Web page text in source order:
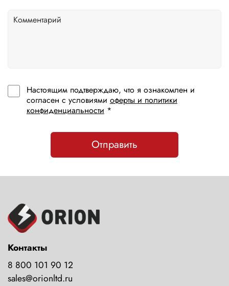
Настоящим подтверждаю, что я ознакомлен и
согласен с условиями оферты и политики
конфиденциальности *
Отправить
Контакты
8 800 101 90 12
sales@orionltd.ru